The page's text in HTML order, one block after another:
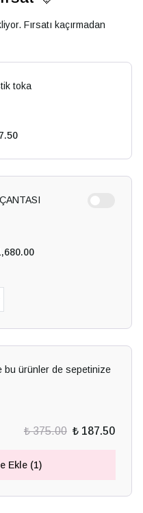
Fırsatı kaçırmadan
toka
bu ürünler de sepetinize
₺ 375.00 ₺ 187.50
Ekle (1)